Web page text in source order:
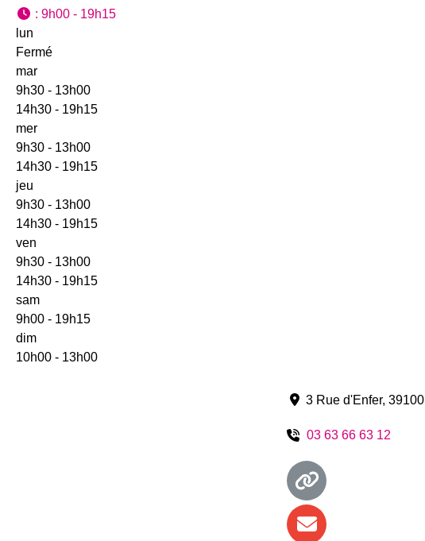
: 9h00 - 19h15
lun
Fermé
mar
9h30 - 13h00
14h30 - 19h15
mer
9h30 - 13h00
14h30 - 19h15
jeu
9h30 - 13h00
14h30 - 19h15
ven
9h30 - 13h00
14h30 - 19h15
sam
9h00 - 19h15
dim
10h00 - 13h00
3 Rue d'Enfer, 39100
03 63 66 63 12